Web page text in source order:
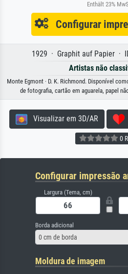
Enthält 23%
Configurar
1929 · Graphit auf Papier ·
Artistas não
Monte Egmont · D. K. Richmond. Disponível
de fotografia, cartão em aguarela, papel
Visualizar em 3D/AR
0
Configurar impressão
Largura (Tema, cm)
Borda adicional
0 cm de borda
Moldura de imagem